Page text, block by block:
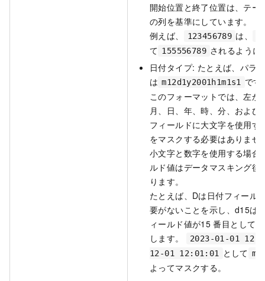
開始位置と終了位置は、テー
の列を基準にしています。
例えば、
123456789 は、
て 155556789 されるように
日付タイプ: たとえば、パラ
は m12d1y2001h1m1s1
です
このフォーマットでは、左か
月、日、年、時、分、および
フィールドに大文字を使用す
をマスクする必要はありませ
小文字と数字を使用する場合
ルド値はデータマスキング後
ります。
たとえば、Dは日付フィール
要がないことを示し、d15は
ィールド値が15 番目として
します。
2023-01-01
12-01 12:01:01
として
よってマスクする。